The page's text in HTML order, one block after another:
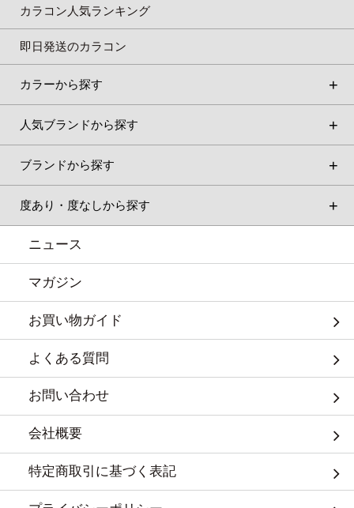
カラコン人気ランキング
即日発送のカラコン
カラーから探す
人気ブランドから探す
ブランドから探す
度あり・度なしから探す
ニュース
マガジン
お買い物ガイド
よくある質問
お問い合わせ
会社概要
特定商取引に基づく表記